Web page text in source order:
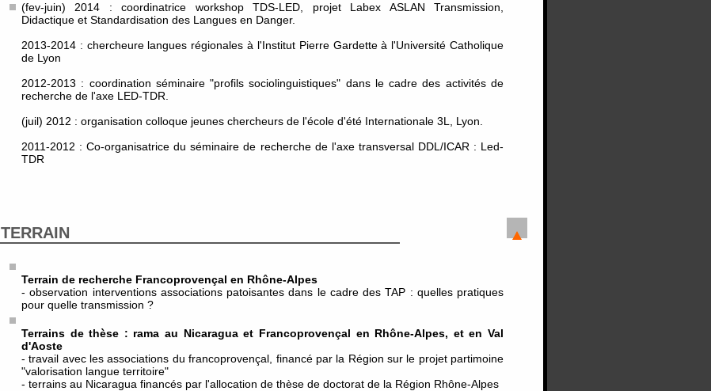
(fev-juin) 2014 : coordinatrice workshop TDS-LED, projet Labex ASLAN Transmission,
Didactique et Standardisation des Langues en Danger.
2013-2014 : chercheure langues régionales à l'Institut Pierre Gardette à l'Université Catholique
de Lyon
2012-2013 : coordination séminaire "profils sociolinguistiques" dans le cadre des activités de
recherche de l'axe LED-TDR.
(juil) 2012 : organisation colloque jeunes chercheurs de l'école d'été Internationale 3L, Lyon.
2011-2012 : Co-organisatrice du séminaire de recherche de l'axe transversal DDL/ICAR : Led-
TDR
TERRAIN
Terrain de recherche Francoprovençal en Rhône-Alpes
- observation interventions associations patoisantes dans le cadre des TAP : quelles pratiques
pour quelle transmission ?
Terrains de thèse : rama au Nicaragua et Francoprovençal en Rhône-Alpes, et en Val
d'Aoste
- travail avec les associations du francoprovençal, financé par la Région sur le projet partimoine
"valorisation langue territoire"
- terrains au Nicaragua financés par l'allocation de thèse de doctorat de la Région Rhône-Alpes